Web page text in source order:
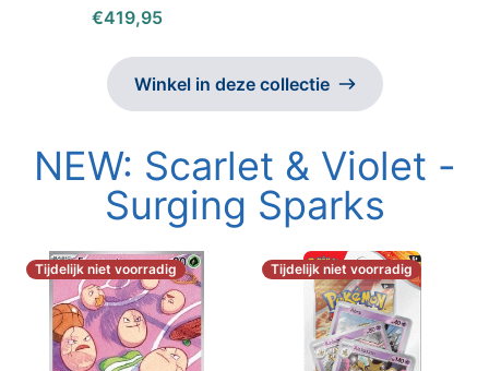
€419,95
Winkel in deze collectie
NEW: Scarlet & Violet -
Surging Sparks
Tijdelijk niet voorradig Tijdelijk niet voorradig